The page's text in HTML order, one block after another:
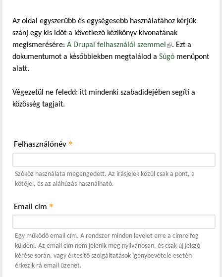
Az oldal egyszerűbb és egységesebb használatához kérjük
szánj egy kis időt a következő kézikönyv kivonatának
megismerésére: A Drupal felhasználói szemmel (külső hivatkozás)
. Ezt a
dokumentumot a későbbiekben megtalálod a Súgó menüpont
alatt.
Végezetül ne feledd: itt mindenki szabadidejében segíti a
közösség tagjait.
Felhasználónév *
Szóköz használata megengedett. Az írásjelek közül csak a pont, a
kötőjel, és az aláhúzás használható.
Email cím *
Egy működő email cím. A rendszer minden levelet erre a címre fog
küldeni. Az email cím nem jelenik meg nyilvánosan, és csak új jelszó
kérése során, vagy értesítő szolgáltatások igénybevétele esetén
érkezik rá email üzenet.